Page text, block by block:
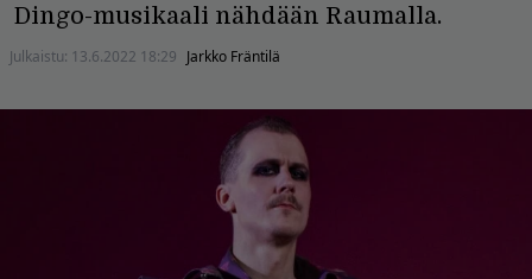
Dingo-musikaali nähdään Raumalla.
Julkaistu: 13.6.2022 18:29 Jarkko Fräntilä